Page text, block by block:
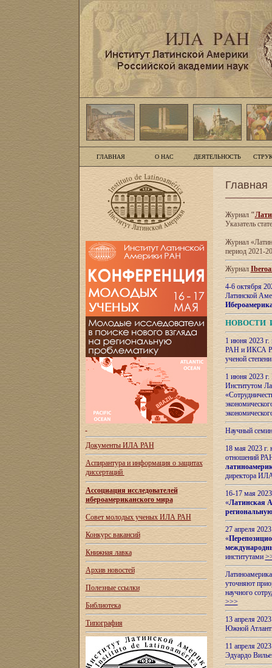
ГЛАВНАЯ О НАС ДЕЯТЕЛЬНОСТЬ
Документы ИЛА РАН
Аспирантура и информация о защитах
диссертаций
Ассоциация исследователей
ибероамериканского мира
Совет молодых ученых ИЛА РАН
Конкурс вакансий
Книжная лавка
Архив новостей
Полезные ссылки
Библиотека
Типография
Главная
Журнал"
Указатель
Журнал
период 2021-
Журнал
4-6 октября
Латинской
НОВОСТИ
1 июня 2023
РАН и ИКСА
ученой
1 июня 2023
Институтом
Научный
18 мая 2023
отношений
директора
16-17 мая
«Латинская
27 апреля
«
институтами
уточняют
научного
>>>
13 апреля
Южной
11 апреля
Эдуардо